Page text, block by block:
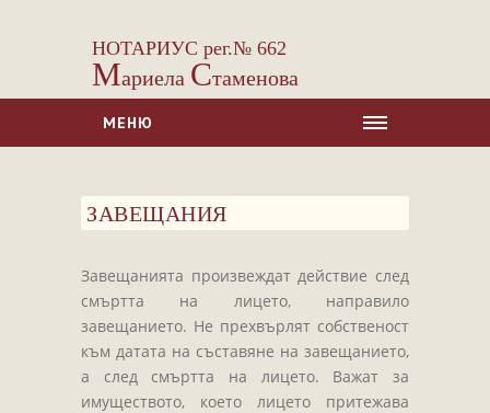
НОТАРИУС рег.№ 662
Мариела Стаменова
МЕНЮ
ЗА НАС
Сделки с недвижими имоти
Сделки с МПС
Ипотеки
Удостоверявания
ЗАВЕЩАНИЯ
Завещанията произвеждат действие след
смъртта на лицето, направило
завещанието. Не прехвърлят собственост
към датата на съставяне на завещанието,
а след смъртта на лицето. Важат за
имуществото, което лицето притежава